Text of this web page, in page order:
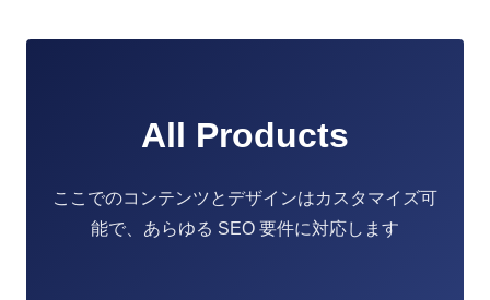
All Products
ここでのコンテンツとデザインはカスタマイズ可
能で、あらゆる SEO 要件に対応します